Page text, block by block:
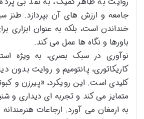
جامعه و ارزش های آن بپردازد. طنز
خنداندن است، بلکه به عنوان ابزاری
باورها و نگاه ها عمل می کند.
نوآوری در سبک بصری، به ویژه
کاریکاتوری، پانتومیم و روایت بدون
کلیدی است. این رویکرد، «پیرزن و
متمایز می کند و تجربه ای دیداری و
به ارمغان می آورد. ارجاعات